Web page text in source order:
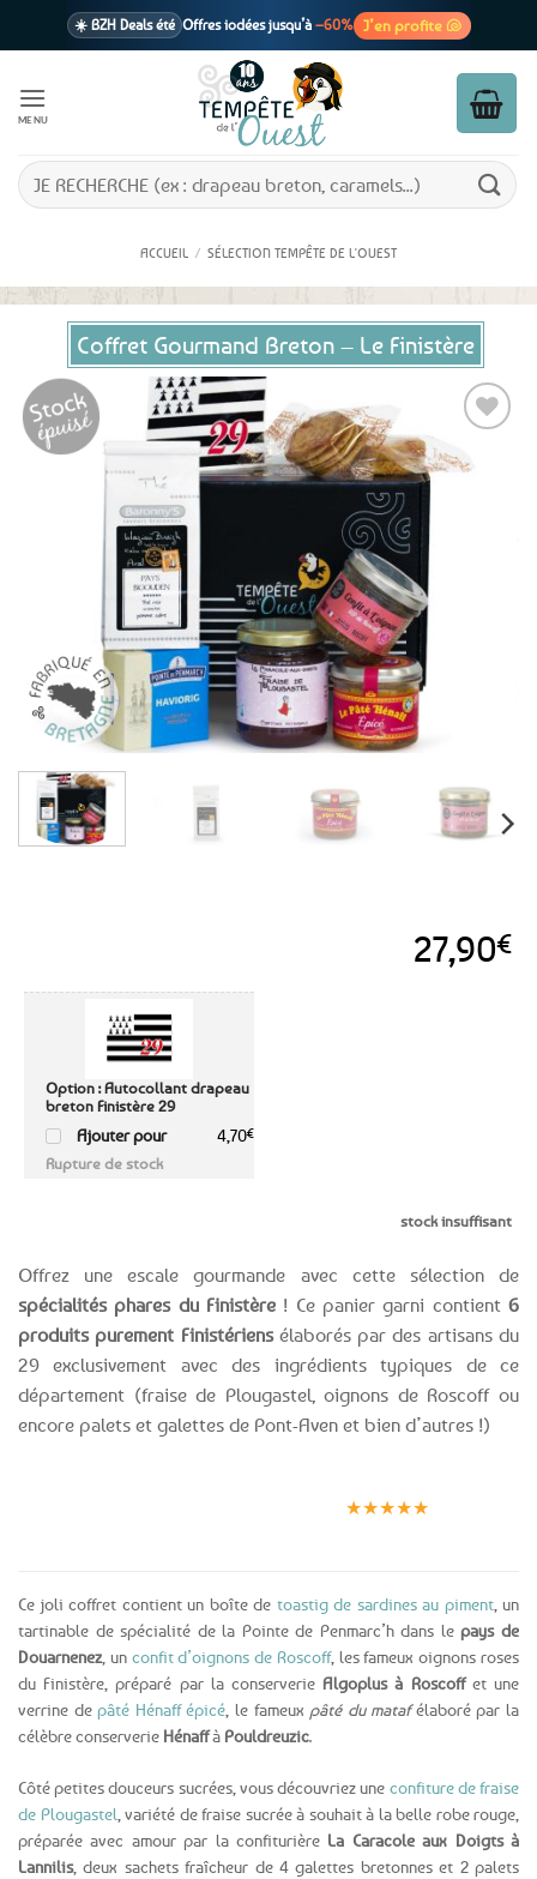
☀️ BZH Deals été Offres iodées jusqu’à –60% J’en profite 🐚
1 cadeau offertdès 39€ d’achats
En point relais dès 3,95€ seulement
MENU
Recherche
pour :
ACCUEIL / SÉLECTION TEMPÊTE DE L'OUEST
Coffret Gourmand Breton – Le Finistère
Offrez une escale gourmande avec cette sélection de
spécialités phares du Finistère ! Ce panier garni contient 6
produits purement Finistériensélaborés par des artisans du
29 exclusivement avec des ingrédients typiques de ce
département (fraise de Plougastel, oignons de Roscoff ou
encore palets et galettes de Pont-Aven et bien d’autres !)
27,90€
Option : Autocollant drapeau
breton Finistère 29
Ajouter pour 4,70€
Rupture de stock
stock insuffisant
★★★★★
Ce joli coffret contient un boîte de toastig de sardines au piment, un
tartinable de spécialité de la Pointe de Penmarc’h dans lepays de
Douarnenez , un confit d’oignons de Roscoff, les fameux oignons roses
du Finistère, préparé par la conserverieAlgoplus à Roscoff et une
verrine depâté Hénaff épicé , le fameux pâté du matafélaboré par la
célèbre conserverie Hénaffà Pouldreuzic.
Côté petites douceurs sucrées, vous découvriez une confiture de fraise
de Plougastel , variété de fraise sucrée à souhait à la belle robe rouge,
préparée avec amour par la confiturière La Caracole aux Doigts à
Lannilis, deux sachets fraîcheur de 4 galettes bretonnes et 2 palets